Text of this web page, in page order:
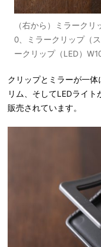
（右から）ミラーク
0、ミラークリップ（
ークリップ（LED）
クリップとミラーが一
リム、そしてLEDライ
販売されています。